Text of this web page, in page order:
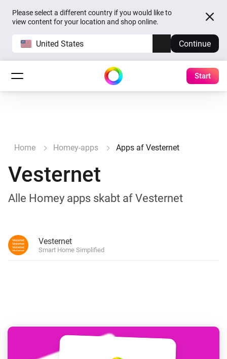
Please select a different country if you would like to
view content for your location and shop online.
United States Continue
Start
Home Homey-apps Apps af Vesternet
Vesternet
Alle Homey apps skabt af Vesternet
Vesternet
Smart Home Simplified